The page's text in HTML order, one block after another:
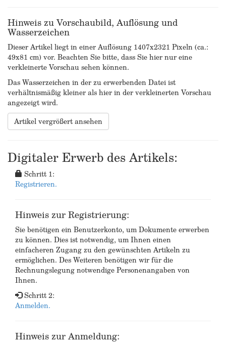
Hinweis zu Vorschaubild, Auflösung und
Wasserzeichen
Dieser Artikel liegt in einer Auflösung 1407x2321 Pixeln (ca.:
49x81 cm) vor. Beachten Sie bitte, dass Sie hier nur eine
verkleinerte Vorschau sehen können.
Das Wasserzeichen in der zu erwerbenden Datei ist
verhältnismäßig kleiner als hier in der verkleinerten Vorschau
angezeigt wird.
Artikel vergrößert ansehen
Digitaler Erwerb des Artikels:
Schritt 1:
Registrieren.
Hinweis zur Registrierung:
Sie benötigen ein Benutzerkonto, um Dokumente erwerben
zu können. Dies ist notwendig, um Ihnen einen
einfacheren Zugang zu den gewünschten Artikeln zu
ermöglichen. Des Weiteren benötigen wir für die
Rechnungslegung notwendige Personenangaben von
Ihnen.
Schritt 2:
Anmelden.
Hinweis zur Anmeldung: